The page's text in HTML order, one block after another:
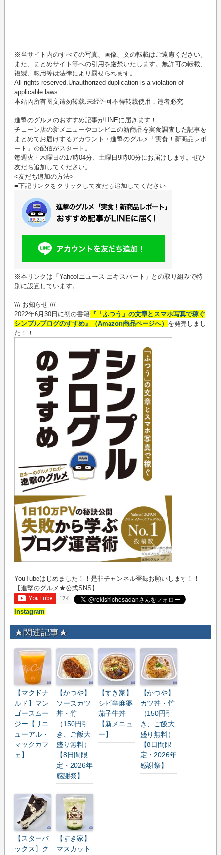
※当サイト内のすべての写真、画像、文の転載はご遠慮ください。
また、まとめサイト等への引用を厳禁いたします。無許可の転載、
複製、転用等は法律により罰せられます。
All rights reserved.Unauthorized duplication is a violation of
applicable laws.
本站內所有图文请勿转载.未经许可不得转载使用，违者必究.
進撃のグルメのおすすめ記事がLINEに届きます！
チェーン店の新メニューやコンビニの新商品を実食調査した記事を
まとめてお届けするアカウント・進撃のグルメ「実食！新商品レポ
ート」の配信がスタート。
毎週火・木曜日の17時04分、土曜日9時00分にお届けします。ぜひ
友だち追加してください。
<友だち追加の方法>
■下記リンクをクリックして友だち追加してください
※本リンクは「Yahoo!ニュース エキスパート」との取り組みで特
別に設置しています。
\\\ お知らせ ///
2022年6月30日に初の書籍 『「ふつう」の文章とスマホ写真で稼ぐ
シンプルブログのすすめ』（Amazon商品ページへ） を発売しまし
た！！
YouTubeはじめました！！是非チャンネル登録お願いします！！
【進撃のグルメ★公式SNS】
Instagram
★関連記事★
【マクドナ
ルド】マン
ゴースムー
ジー【リニ
ューアル・
マックカフ
ェ】
【かつや】
ソースカツ
丼・竹
（150円引
き、ご飯大
盛り無料）
【8日間限
定・2026年
感謝祭】
【すき家】
シビ辛麻婆
茄子牛丼
【新メニュ
ー】
【かつや】
カツ丼・竹
（150円引
き、ご飯大
盛り無料）
【8日間限
定・2026年
感謝祭】
【スターバ
ックス】ク
【すき家】
マスカット